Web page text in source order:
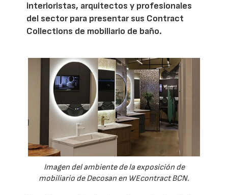
interioristas, arquitectos y profesionales
del sector para presentar sus Contract
Collections de mobiliario de baño.
Imagen del ambiente de la exposición de
mobiliario de Decosan en WEcontract BCN.